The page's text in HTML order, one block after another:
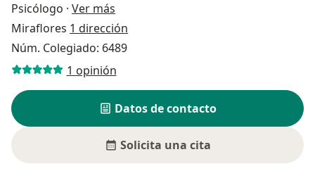
Psicólogo · Ver más
Miraflores 1 dirección
Núm. Colegiado: 6489
1 opinión
Datos de contacto
Solicita una cita